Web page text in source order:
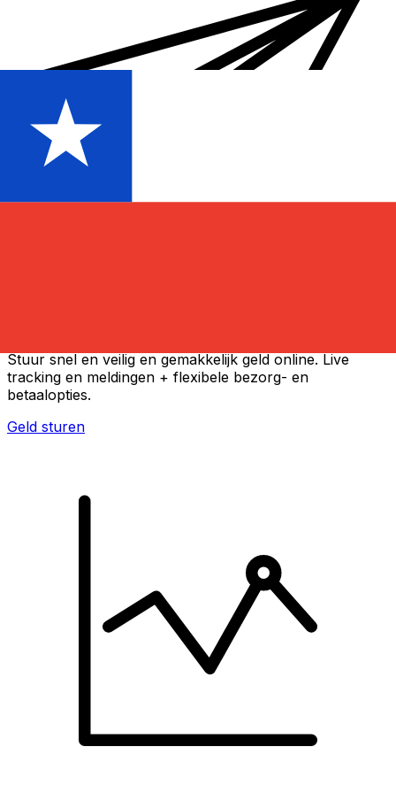
Stuur snel en veilig en gemakkelijk geld online. Live
tracking en meldingen + flexibele bezorg- en
betaalopties.
Geld sturen